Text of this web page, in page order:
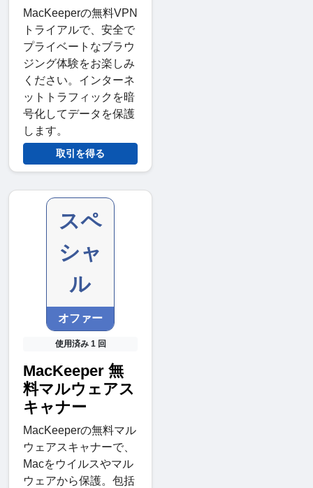
MacKeeperの無料VPN
トライアルで、安全で
プライベートなブラウ
ジング体験をお楽しみ
ください。インターネ
ットトラフィックを暗
号化してデータを保護
します。
取引を得る
スペ
シャ
ル
オファー
使用済み 1 回
MacKeeper 無
料マルウェアス
キャナー
MacKeeperの無料マル
ウェアスキャナーで、
Macをウイルスやマル
ウェアから保護。包括